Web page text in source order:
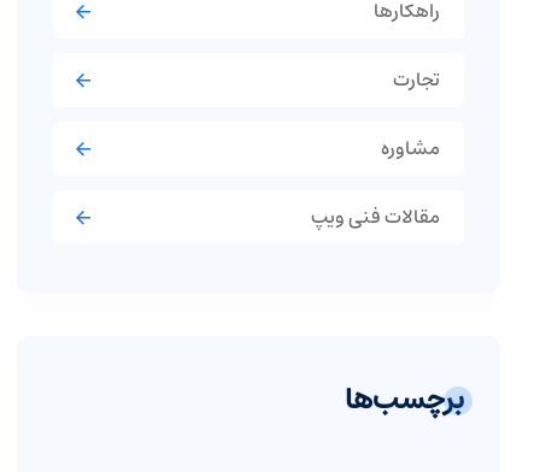
راهکارها
تجارت
مشاوره
مقالات فنی ویپ
برچسب‌ها